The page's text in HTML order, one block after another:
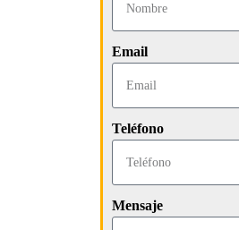
Email
Teléfono
Mensaje